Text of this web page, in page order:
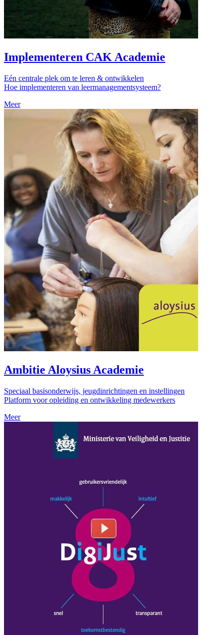
Implementeren CAK Academie
Eén centrale plek om te leren & ontwikkelen
Hoe implementeren van leermanagementsysteem?
Meer
Ambitie Aloysius Academie
Speciaal basisonderwijs, jeugdinrichtingen en instellingen
Platform voor opleiding en ontwikkeling medewerkers
Meer